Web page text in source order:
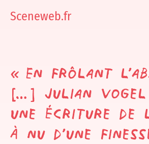
Sceneweb.fr
« En frôlant
[…] Julian
une écriture de
à nu d’une